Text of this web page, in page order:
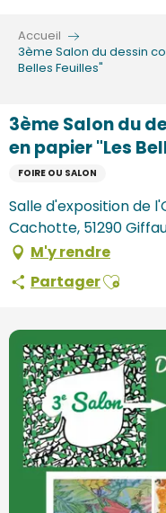
contenu
principal
Accueil
3ème Salon du dessin
Belles Feuilles"
3ème Salon du
en papier "Les
FOIRE OU SALON
Salle d'exposition de
Cachotte, 51290
M'y rendre
PartagerAjouter